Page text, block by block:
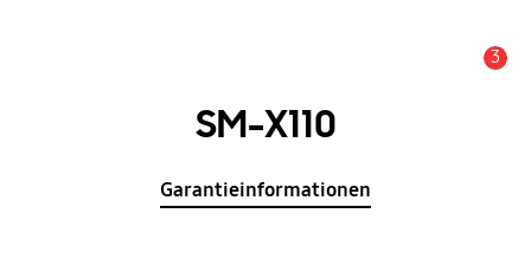
3
SM-X110
Garantieinformationen